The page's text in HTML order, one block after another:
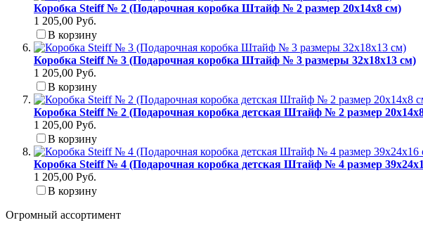
Коробка Steiff № 2 (Подарочная коробка Штайф № 2 размер 20x14x8 см)
1 205,00 Руб.
В корзину
Коробка Steiff № 3 (Подарочная коробка Штайф № 3 размеры 32x18x13 см)
1 205,00 Руб.
В корзину
Коробка Steiff № 2 (Подарочная коробка детская Штайф № 2 размер
1 205,00 Руб.
В корзину
Коробка Steiff № 4 (Подарочная коробка детская Штайф № 4 размер
1 205,00 Руб.
В корзину
Огромный ассортимент